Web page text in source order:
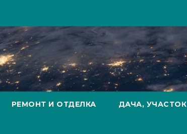
РЕМОНТ И ОТДЕЛКА ДАЧА, УЧАСТОК